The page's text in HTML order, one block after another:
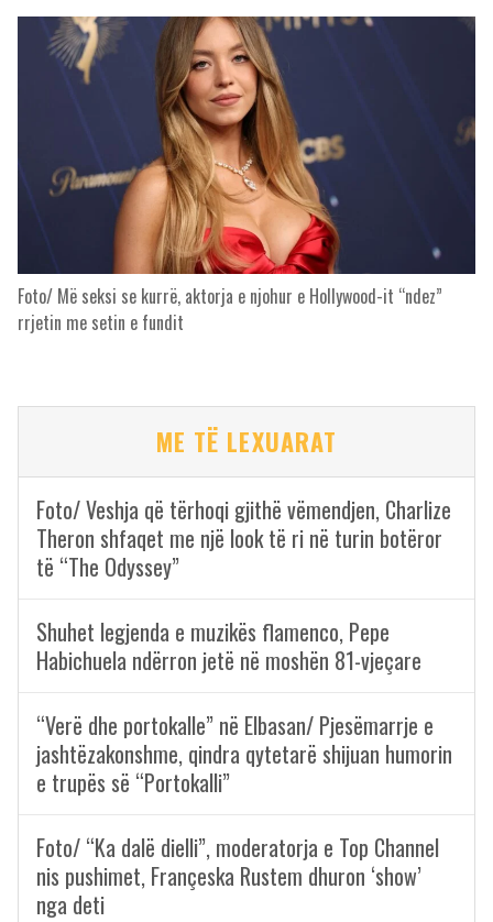
Foto/ Më seksi se kurrë, aktorja e njohur e Hollywood-it “ndez”
rrjetin me setin e fundit
ME TË LEXUARAT
Foto/ Veshja që tërhoqi gjithë vëmendjen, Charlize
Theron shfaqet me një look të ri në turin botëror
të “The Odyssey”
Shuhet legjenda e muzikës flamenco, Pepe
Habichuela ndërron jetë në moshën 81-vjeçare
“Verë dhe portokalle” në Elbasan/ Pjesëmarrje e
jashtëzakonshme, qindra qytetarë shijuan humorin
e trupës së “Portokalli”
Foto/ “Ka dalë dielli”, moderatorja e Top Channel
nis pushimet, Françeska Rustem dhuron ‘show’
nga deti